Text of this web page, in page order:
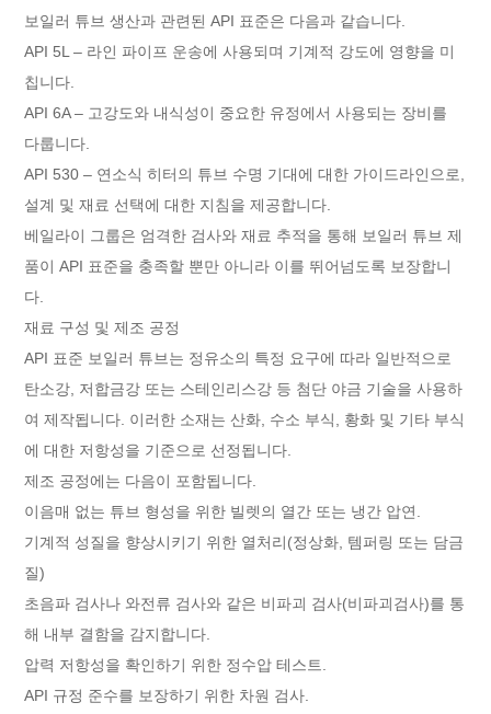
보일러 튜브 생산과 관련된 API 표준은 다음과 같습니다.
API 5L – 라인 파이프 운송에 사용되며 기계적 강도에 영향을 미
칩니다.
API 6A – 고강도와 내식성이 중요한 유정에서 사용되는 장비를
다룹니다.
API 530 – 연소식 히터의 튜브 수명 기대에 대한 가이드라인으로,
설계 및 재료 선택에 대한 지침을 제공합니다.
베일라이 그룹은 엄격한 검사와 재료 추적을 통해 보일러 튜브 제
품이 API 표준을 충족할 뿐만 아니라 이를 뛰어넘도록 보장합니
다.
재료 구성 및 제조 공정
API 표준 보일러 튜브는 정유소의 특정 요구에 따라 일반적으로
탄소강, 저합금강 또는 스테인리스강 등 첨단 야금 기술을 사용하
여 제작됩니다. 이러한 소재는 산화, 수소 부식, 황화 및 기타 부식
에 대한 저항성을 기준으로 선정됩니다.
제조 공정에는 다음이 포함됩니다.
이음매 없는 튜브 형성을 위한 빌렛의 열간 또는 냉간 압연.
기계적 성질을 향상시키기 위한 열처리(정상화, 템퍼링 또는 담금
질)
초음파 검사나 와전류 검사와 같은 비파괴 검사(비파괴검사)를 통
해 내부 결함을 감지합니다.
압력 저항성을 확인하기 위한 정수압 테스트.
API 규정 준수를 보장하기 위한 차원 검사.